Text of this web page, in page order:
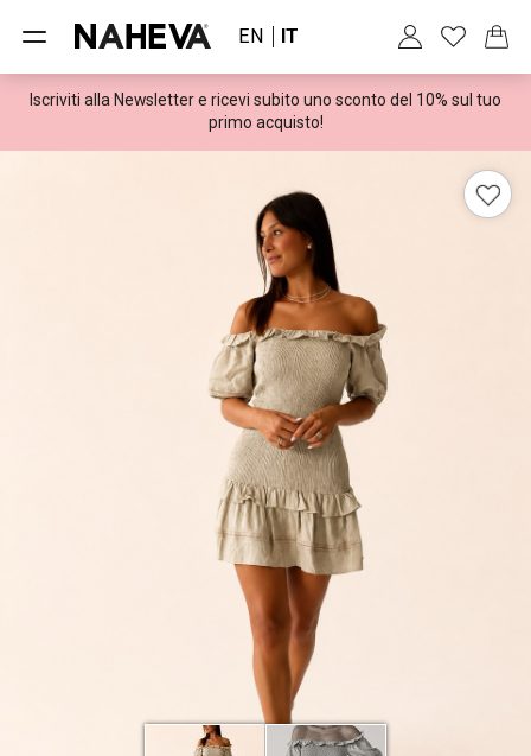
EN IT
Spedizioni gratuite per ordini superiori a 100€
Iscriviti alla Newsletter e ricevi subito uno sconto del 10% sul tuo
primo acquisto!